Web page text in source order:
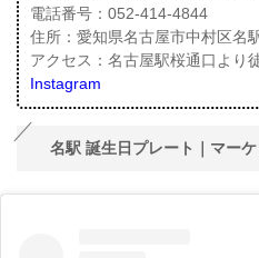
電話番号：052-414-4844
住所：愛知県名古屋市中村区名
アクセス：名古屋駅桜通口より
Instagram
名駅 誕生日プレート｜マー